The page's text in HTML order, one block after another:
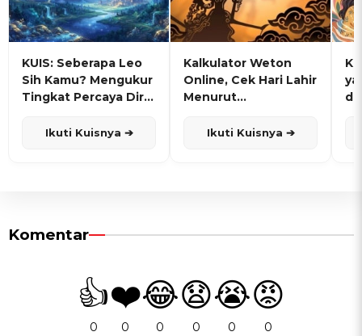
KUIS: Seberapa Leo
Sih Kamu? Mengukur
Tingkat Percaya Diri
Ikuti Kuisnya ➔
Kalkulator Weton
Online, Cek Hari Lahir
Menurut
Ikuti Kuisnya ➔
Komentar
👍
0
❤️
0
😂
0
😧
0
😭
0
😡
0